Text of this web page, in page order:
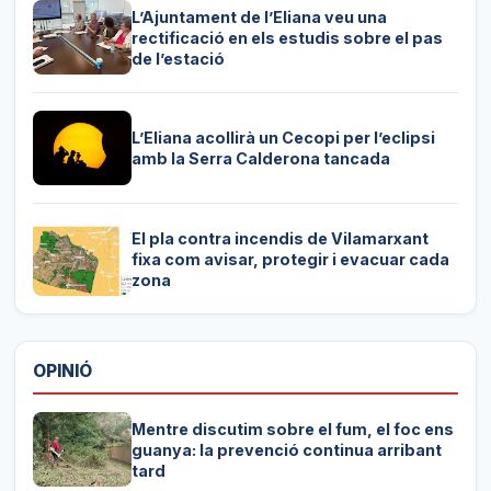
L’Ajuntament de l’Eliana veu una
rectificació en els estudis sobre el pas
de l’estació
L’Eliana acollirà un Cecopi per l’eclipsi
amb la Serra Calderona tancada
El pla contra incendis de Vilamarxant
fixa com avisar, protegir i evacuar cada
zona
OPINIÓ
Mentre discutim sobre el fum, el foc ens
guanya: la prevenció continua arribant
tard